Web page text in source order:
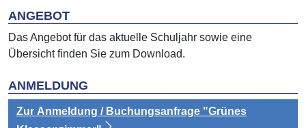
ANGEBOT
Das Angebot für das aktuelle Schuljahr sowie eine
Übersicht finden Sie zum Download.
ANMELDUNG
Zur Anmeldung / Buchungsanfrage "Grünes